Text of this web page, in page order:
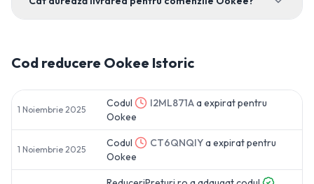
Cod reducere Ookee Istoric
1 Noiembrie 2025
Codul I2ML871Aa expirat pentru
Ookee
1 Noiembrie 2025
Codul CT6QNQIYa expirat pentru
Ookee